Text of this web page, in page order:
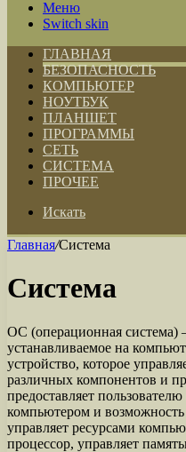
Меню
Switch skin
ГЛАВНАЯ
БЕЗОПАСНОСТЬ
КОМПЬЮТЕР
НОУТБУК
ПЛАНШЕТ
ПРОГРАММЫ
СЕТЬ
СИСТЕМА
ПРОЧЕЕ
Искать
Главная/Система
Система
ОС (операционная система)
устанавливаемое на
устройство, которое
различных компонентов и
предоставляет
компьютером и
управляет ресурсами
процессор, управляет